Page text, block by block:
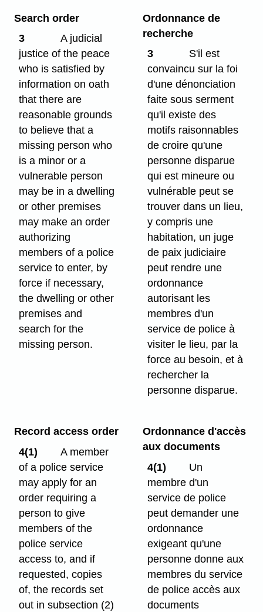
Search order
3
A judicial
justice of the peace
who is satisfied by
information on oath
that there are
reasonable grounds
to believe that a
missing person who
is a minor or a
vulnerable person
may be in a dwelling
or other premises
may make an order
authorizing
members of a police
service to enter, by
force if necessary,
the dwelling or other
premises and
search for the
missing person.
Ordonnance de
recherche
3
S'il est
convaincu sur la foi
d'une dénonciation
faite sous serment
qu'il existe des
motifs raisonnables
de croire qu'une
personne disparue
qui est mineure ou
vulnérable peut se
trouver dans un lieu,
y compris une
habitation, un juge
de paix judiciaire
peut rendre une
ordonnance
autorisant les
membres d'un
service de police à
visiter le lieu, par la
force au besoin, et à
rechercher la
personne disparue.
Record access order
4(1)
A member
of a police service
may apply for an
order requiring a
person to give
members of the
police service
access to, and if
requested, copies
of, the records set
out in subsection (2)
Ordonnance d'accès
aux documents
4(1)
Un
membre d'un
service de police
peut demander une
ordonnance
exigeant qu'une
personne donne aux
membres du service
de police accès aux
documents